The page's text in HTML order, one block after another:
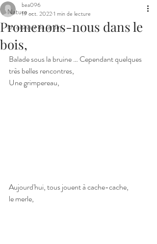
Nature ...
les oiseaux du jardin...
Promenons-nous dans le
bois,
bea096
19 oct. 20221 min de lecture
Balade sous la bruine … Cependant quelques
très belles rencontres,
Une grimpereau,
Aujourd'hui, tous jouent à cache-cache,
le merle,